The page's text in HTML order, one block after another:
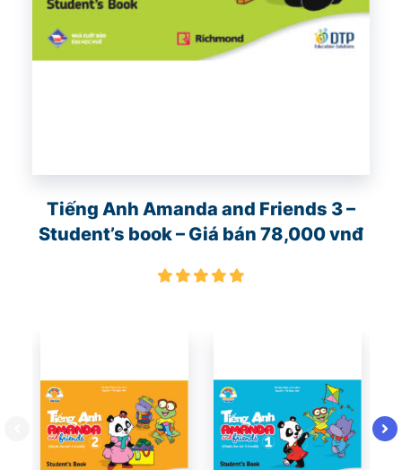
Tiếng Anh Amanda and Friends 3 –
Student’s book – Giá bán 78,000 vnđ